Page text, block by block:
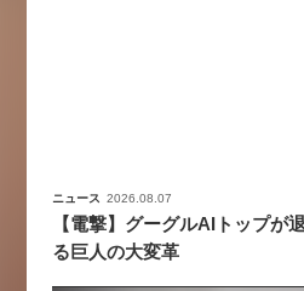
ニュース 2026.08.07
【電撃】グーグルAIトップが
る巨人の大変革